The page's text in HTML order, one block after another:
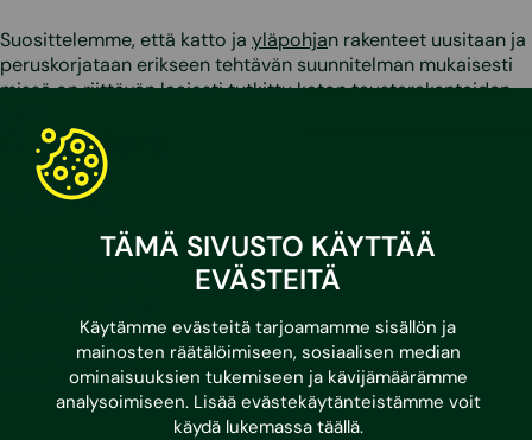
TÄMÄ SIVUSTO KÄYTTÄÄ
EVÄSTEITÄ
Käytämme evästeitä tarjoamamme sisällön ja
mainosten räätälöimiseen, sosiaalisen median
ominaisuuksien tukemiseen ja kävijämäärämme
analysoimiseen. Lisää evästekäytänteistämme voit
käydä lukemassa täällä.
Suosittelemme, että katto ja yläpohjan rakenteet uusitaan ja
peruskorjataan erikseen tehtävän suunnitelman mukaisesti
missä on riittävän laajasti tutkittu katon taustarakenteiden
Sustera
Yhteystiedot
Sustera Finland
030 670 5500
asiakaspalvelu@sustera.com